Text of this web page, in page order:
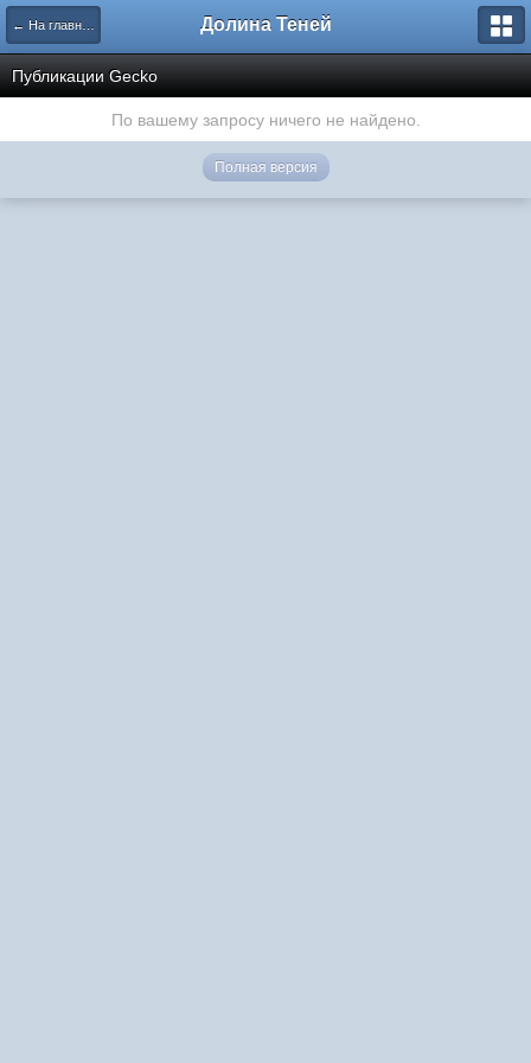
← На главную Долина Теней
Публикации Gecko
По вашему запросу ничего не найдено.
Полная версия